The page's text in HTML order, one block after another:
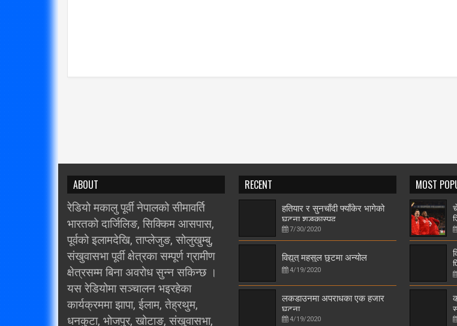
ABOUT
रेडियो मकालु पूर्वी नेपालको सीमावर्ति
भारतको दार्जिलिङ, सिक्किम आसपास,
पूर्वको इलामदेखि, ताप्लेजुङ, सोलुखुम्बु,
संखुवासभा पूर्वी क्षेत्रका सम्पूर्ण ग्रामीण
क्षेत्रसम्म बिना अवरोध सुन्न सकिन्छ ।
यस रेडियोमा सञ्चालन भइरहेका
कार्यक्रममा झापा, ईलाम, तेह्रथुम,
धनकुटा, भोजपुर, खोटाङ, संखुवासभा,
RECENT
हतियार र सुनचाँदी फ्याँकेर भागेको
घटना शङ्कास्पद
7/30/2020
विद्युत् महसुल छुटमा अन्योल
4/19/2020
लकडाउनमा अपराधका एक हजार
घटना
4/19/2020
MOST